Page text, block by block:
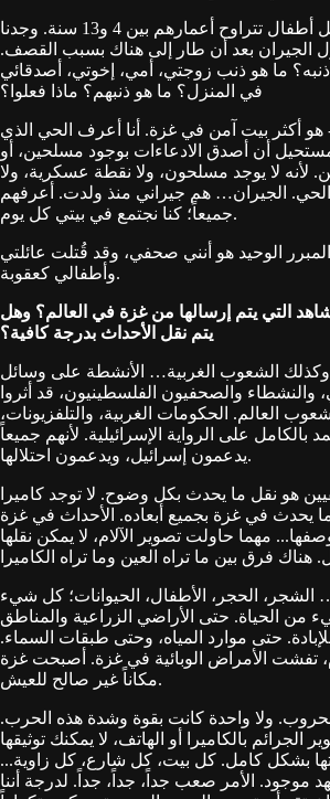
ما هو ذنب أطفالي؟ قُتل أطفال تتراوح أعمارهم بين 4 و13 سنة. وجدنا
الجيران بعد أن طار إلى هناك بسبب القصف.
ما هو ذنب زوجتي، أمي، إخوتي، أصدقائي
في المنزل؟ ما هو ذنبهم؟ ماذا فعلوا؟
هو أكثر بيت آمن في غزة. أنا أعرف الحي الذي
أن أصدق الادعاءات بوجود مسلحين، أو
لأنه لا يوجد مسلحون، ولا نقطة عسكرية، ولا
الجيران… هم جيراني منذ ولدت. أعرفهم
جميعاً؛ كنا نجتمع في بيتي كل يوم.
الوحيد هو أنني صحفي، وقد قُتلت عائلتي
وأطفالي كعقوبة.
التي يتم إرسالها من غزة في العالم؟ وهل
يتم نقل الأحداث بدرجة كافية؟
وكذلك الشعوب الغربية… الأنشطة على وسائل
والنشطاء والصحفيون الفلسطينيون، قد أثروا
العالم. الحكومات الغربية، والتلفزيونات،
بالكامل على الرواية الإسرائيلية. لأنهم جميعاً
يدعمون إسرائيل، ويدعمون احتلالها.
هو نقل ما يحدث بكل وضوح. لا توجد كاميرا
يحدث في غزة بجميع أبعاده. الأحداث في غزة
مهما حاولت تصوير الآلام، لا يمكن نقلها
الحجر، الأطفال، الحيوانات؛ كل شيء
من الحياة. حتى الأراضي الزراعية والمناطق
حتى موارد المياه، وحتى طبقات السماء.
تفشت الأمراض الوبائية في غزة. أصبحت غزة
مكاناً غير صالح للعيش.
ولا واحدة كانت بقوة وشدة هذه الحرب.
الجرائم بالكاميرا أو الهاتف، لا يمكنك توثيقها
بشكل كامل. كل بيت، كل شارع، كل زاوية...
موجود. الأمر صعب جداً، جداً، جداً. لدرجة أننا